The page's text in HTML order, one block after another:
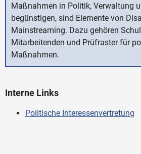
Maßnahmen in Politik, Verwaltung
begünstigen, sind Elemente von
Mainstreaming. Dazu gehören
Mitarbeitenden und Prüfraster für
Maßnahmen.
Interne Links
Politische Interessenvertretung